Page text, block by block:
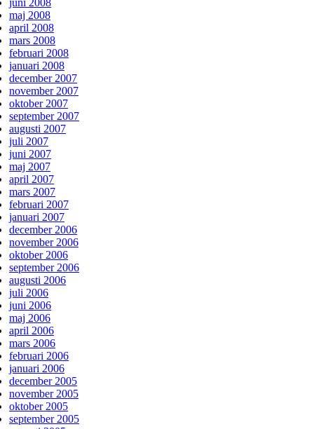
maj 2008
april 2008
mars 2008
februari 2008
januari 2008
december 2007
november 2007
oktober 2007
september 2007
augusti 2007
juli 2007
juni 2007
maj 2007
april 2007
mars 2007
februari 2007
januari 2007
december 2006
november 2006
oktober 2006
september 2006
augusti 2006
juli 2006
juni 2006
maj 2006
april 2006
mars 2006
februari 2006
januari 2006
december 2005
november 2005
oktober 2005
september 2005